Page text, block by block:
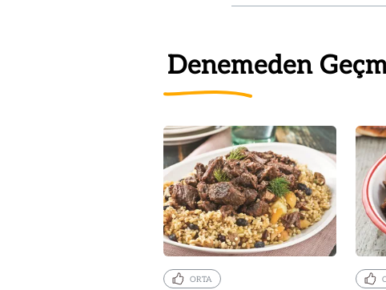
Denemeden
ORTA